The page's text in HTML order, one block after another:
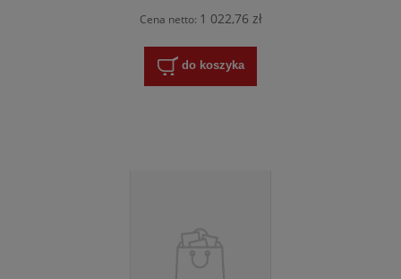
Cena netto: 1 022,76 zł
do koszyka